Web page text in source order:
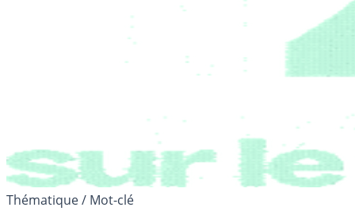
Thématique / Mot-clé